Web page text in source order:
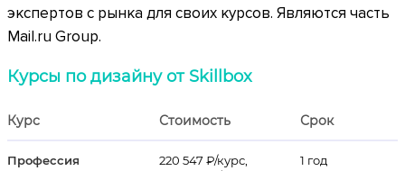
экспертов с рынка для своих курсов. Являются часть
Mail.ru Group.
Курсы по дизайну от Skillbox
Курс Стоимость Срок
Профессия
220 547 ₽/курс,
1 год